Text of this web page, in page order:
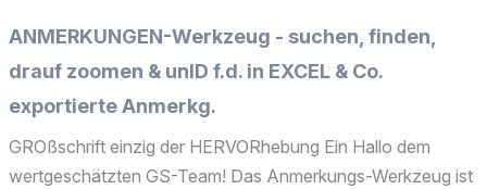
flehend, bittend Euch um Hilfe! Grüße Mario
ANMERKUNGEN-Werkzeug - suchen, finden,
drauf zoomen & unID f.d. in EXCEL & Co.
exportierte Anmerkg.
GROßschrift einzig der HERVORhebung Ein Hallo dem
wertgeschätzten GS-Team! Das Anmerkungs-Werkzeug ist